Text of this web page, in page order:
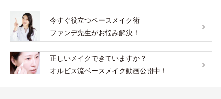
今すぐ役立つベースメイク術
ファンデ先生がお悩み解決！
正しいメイクできていますか？
オルビス流ベースメイク動画公開中！